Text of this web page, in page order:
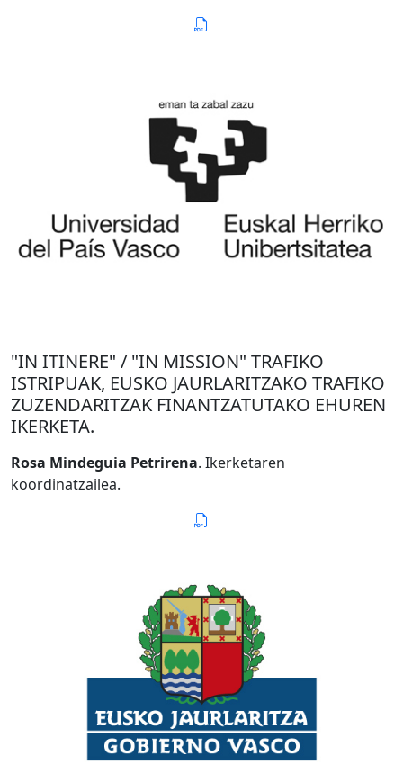
"IN ITINERE" / "IN MISSION" TRAFIKO
ISTRIPUAK, EUSKO JAURLARITZAKO TRAFIKO
ZUZENDARITZAK FINANTZATUTAKO EHUREN
IKERKETA.
Rosa Mindeguia Petrirena. Ikerketaren
koordinatzailea.